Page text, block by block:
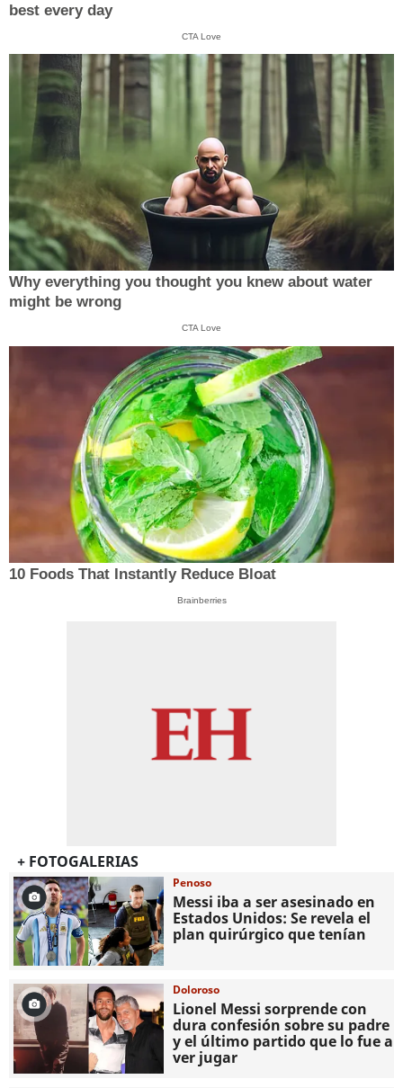
best every day
CTA Love
Why everything you thought you knew about water
might be wrong
CTA Love
10 Foods That Instantly Reduce Bloat
Brainberries
+ FOTOGALERIAS
Penoso
Messi iba a ser asesinado en
Estados Unidos: Se revela el
plan quirúrgico que tenían
Doloroso
Lionel Messi sorprende con
dura confesión sobre su padre
y el último partido que lo fue a
ver jugar